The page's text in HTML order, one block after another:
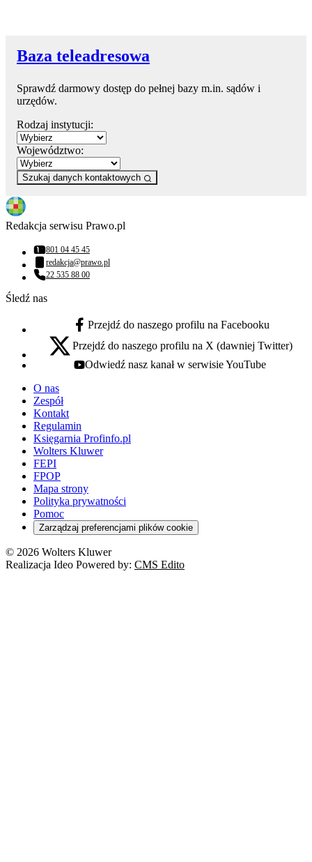
Baza teleadresowa
Sprawdź darmowy dostęp do pełnej bazy m.in. sądów i
urzędów.
Rodzaj instytucji:
Województwo:
Szukaj danych kontaktowych
Redakcja serwisu Prawo.pl
Numer telefonu:
801 04 45 45
Adres email:
redakcja@prawo.pl
Numer telefonu:
22 535 88 00
Śledź nas
facebook - otwiera się w nowej karcie
Przejdź do naszego profilu na Facebooku
x - otwiera się w nowej karcie
Przejdź do naszego profilu na X (dawniej Twitter)
youtube - otwiera się w nowej karcie
Odwiedź nasz kanał w serwisie YouTube
O nas
Zespół
Kontakt
Regulamin
Księgarnia Profinfo.pl
Wolters Kluwer
FEPI
FPOP
Mapa strony
Polityka prywatności
Pomoc
Zarządzaj preferencjami plików cookie
© 2026 Wolters Kluwer
Realizacja Ideo Powered by: CMS Edito